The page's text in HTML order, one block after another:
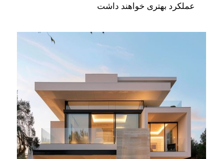
عملکرد بهتری خواهند داشت